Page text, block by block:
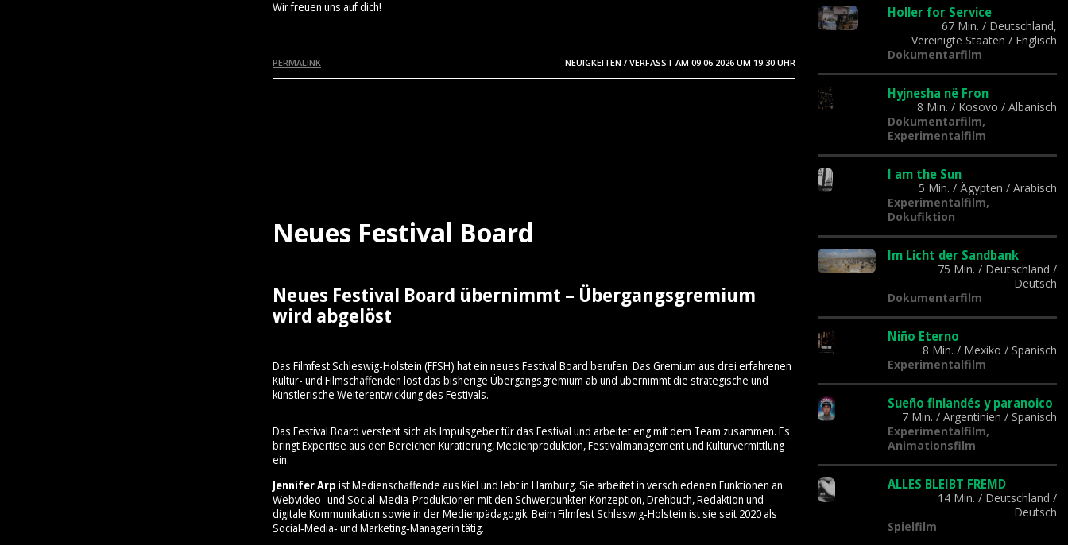
Wir freuen uns auf dich!
NEUIGKEITEN / VERFASST AM 09.06.2026 UM 19:30 UHR
PERMALINK
Neues Festival Board
Neues Festival Board übernimmt – Übergangsgremium
wird abgelöst
Das Filmfest Schleswig-Holstein (FFSH) hat ein neues Festival Board berufen. Das Gremium aus drei erfahrenen
Kultur- und Filmschaffenden löst das bisherige Übergangsgremium ab und übernimmt die strategische und
künstlerische Weiterentwicklung des Festivals.
Das Festival Board versteht sich als Impulsgeber für das Festival und arbeitet eng mit dem Team zusammen. Es
bringt Expertise aus den Bereichen Kuratierung, Medienproduktion, Festivalmanagement und Kulturvermittlung
ein.
Jennifer Arp ist Medienschaffende aus Kiel und lebt in Hamburg. Sie arbeitet in verschiedenen Funktionen an
Webvideo- und Social‑Media‑Produktionen mit den Schwerpunkten Konzeption, Drehbuch, Redaktion und
digitale Kommunikation sowie in der Medienpädagogik. Beim Filmfest Schleswig-Holstein ist sie seit 2020 als
Social‑Media‑ und Marketing‑Managerin tätig.
Holler for Service
67 Min. / Deutschland,
Vereinigte Staaten / Englisch
Dokumentarfilm
Hyjnesha në Fron
8 Min. / Kosovo / Albanisch
Dokumentarfilm,
Experimentalfilm
I am the Sun
5 Min. / Ägypten / Arabisch
Experimentalfilm,
Dokufiktion
Im Licht der Sandbank
75 Min. / Deutschland /
Deutsch
Dokumentarfilm
Niño Eterno
8 Min. / Mexiko / Spanisch
Experimentalfilm
Sueño finlandés y paranoico
7 Min. / Argentinien / Spanisch
Experimentalfilm,
Animationsfilm
ALLES BLEIBT FREMD
14 Min. / Deutschland /
Deutsch
Spielfilm